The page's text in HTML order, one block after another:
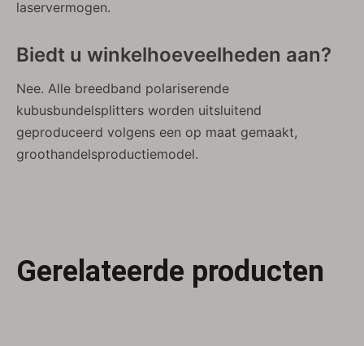
laservermogen.
Biedt u winkelhoeveelheden aan?
Nee. Alle breedband polariserende
kubusbundelsplitters worden uitsluitend
geproduceerd volgens een op maat gemaakt,
groothandelsproductiemodel.
Gerelateerde producten